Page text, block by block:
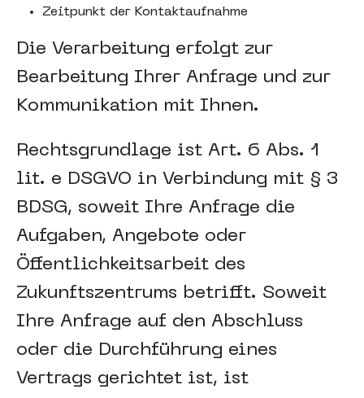
Zeitpunkt der Kontaktaufnahme
Die Verarbeitung erfolgt zur
Bearbeitung Ihrer Anfrage und zur
Kommunikation mit Ihnen.
Rechtsgrundlage ist Art. 6 Abs. 1
lit. e DSGVO in Verbindung mit § 3
BDSG, soweit Ihre Anfrage die
Aufgaben, Angebote oder
Öffentlichkeitsarbeit des
Zukunftszentrums betrifft. Soweit
Ihre Anfrage auf den Abschluss
oder die Durchführung eines
Vertrags gerichtet ist, ist